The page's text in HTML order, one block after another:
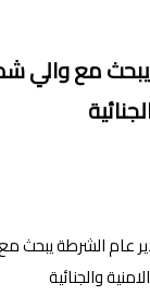
مع والي